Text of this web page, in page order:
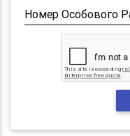
Номер Особового